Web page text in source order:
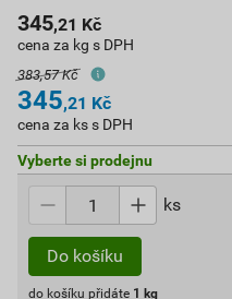
345,21 Kč
cena za kg s DPH
383,57 Kč
345,21 Kč
cena za ks s DPH
Vyberte si prodejnu
ks
Do košíku
do košíku přidáte 1 kg